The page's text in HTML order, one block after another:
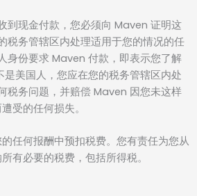
到现金付款，您必须向 Maven 证明这
税务管辖区内处理适用于您的情况的任
身份要求 Maven 付款，即表示您了解
美国人，您应在您的税务管辖区内处
税务问题，并赔偿 Maven 因您未这样
受的任何损失。
任何报酬中预扣税费。您有责任为您从
有必要的税费，包括所得税。